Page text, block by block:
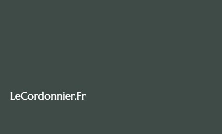
LeCordonnier.fr